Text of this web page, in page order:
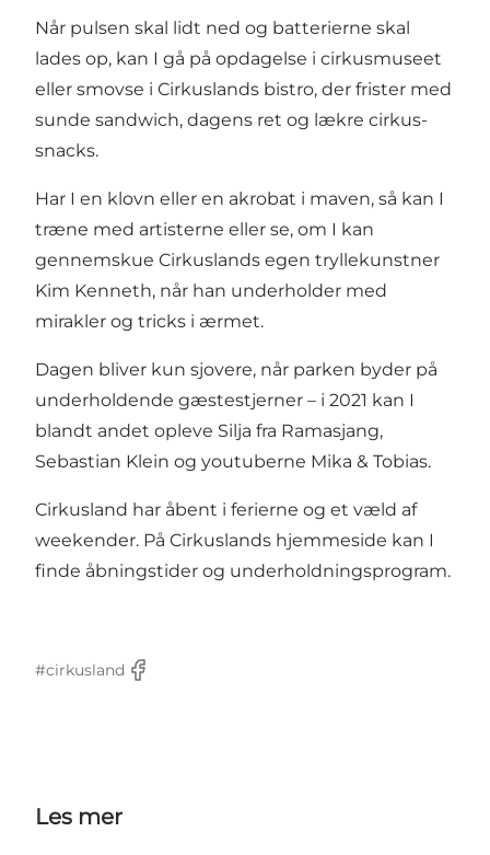
Når pulsen skal lidt ned og batterierne skal
lades op, kan I gå på opdagelse i cirkusmuseet
eller smovse i Cirkuslands bistro, der frister med
sunde sandwich, dagens ret og lækre cirkus-
snacks.
Har I en klovn eller en akrobat i maven, så kan I
træne med artisterne eller se, om I kan
gennemskue Cirkuslands egen tryllekunstner
Kim Kenneth, når han underholder med
mirakler og tricks i ærmet.
Dagen bliver kun sjovere, når parken byder på
underholdende gæstestjerner – i 2021 kan I
blandt andet opleve Silja fra Ramasjang,
Sebastian Klein og youtuberne Mika & Tobias.
Cirkusland har åbent i ferierne og et væld af
weekender. På Cirkuslands hjemmeside kan I
finde åbningstider og underholdningsprogram.
#cirkusland
Facebook
Les mer